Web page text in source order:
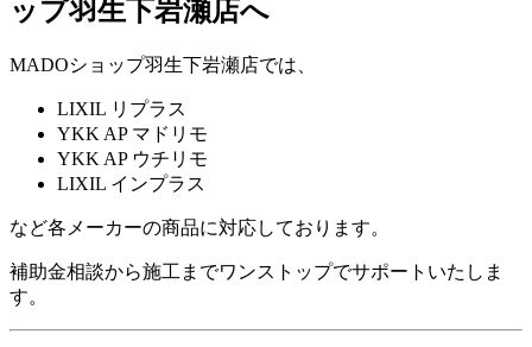
ップ羽生下岩瀬店へ
MADOショップ羽生下岩瀬店では、
LIXIL リプラス
YKK AP マドリモ
YKK AP ウチリモ
LIXIL インプラス
など各メーカーの商品に対応しております。
補助金相談から施工までワンストップでサポートいたしま
す。